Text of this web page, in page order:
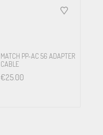
MATCH PP-AC 56 ADAPTER
CABLE
€25.00